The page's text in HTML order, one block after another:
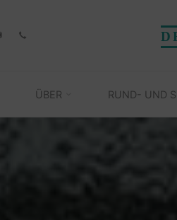
ÜBER RUND- UND